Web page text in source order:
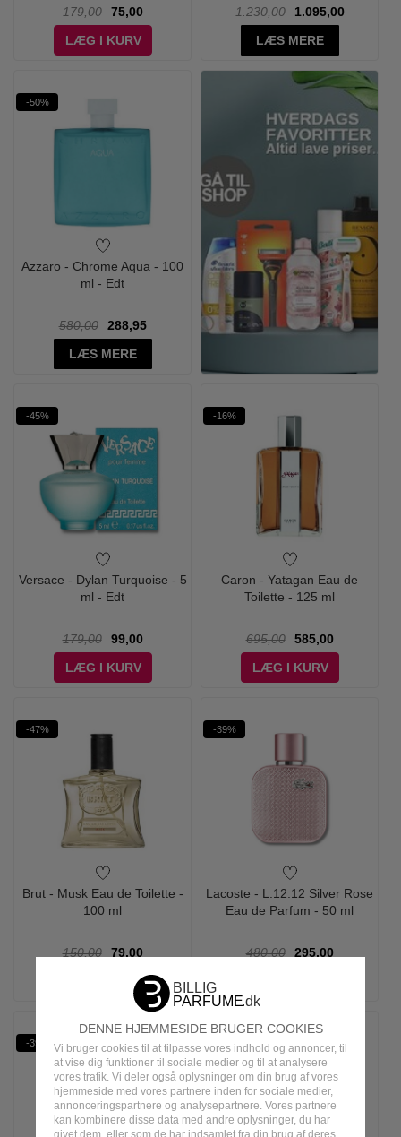
DENNE HJEMMESIDE BRUGER COOKIES
Vi bruger cookies til at tilpasse vores indhold og annoncer, til
at vise dig funktioner til sociale medier og til at analysere
vores trafik. Vi deler også oplysninger om din brug af vores
hjemmeside med vores partnere inden for sociale medier,
annonceringspartnere og analysepartnere. Vores partnere
kan kombinere disse data med andre oplysninger, du har
givet dem, eller som de har indsamlet fra din brug af deres
179,00
75,00
LÆG I KURV
1.230,00
1.095,00
LÆS MERE
-50%
Azzaro - Chrome Aqua - 100
ml - Edt
580,00
288,95
LÆS MERE
-45%
Versace - Dylan Turquoise - 5
ml - Edt
179,00
99,00
LÆG I KURV
-16%
Caron - Yatagan Eau de
Toilette - 125 ml
695,00
585,00
LÆG I KURV
-47%
Brut - Musk Eau de Toilette -
100 ml
150,00
79,00
LÆG I KURV
-39%
Lacoste - L.12.12 Silver Rose
Eau de Parfum - 50 ml
480,00
295,00
-39% -63%